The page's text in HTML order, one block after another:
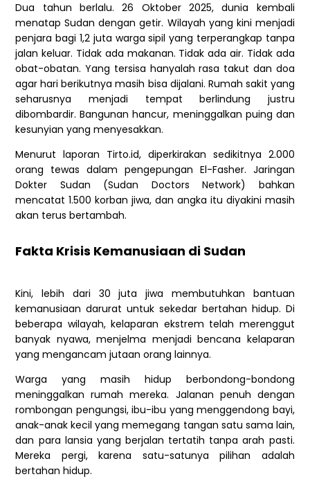
Dua tahun berlalu. 26 Oktober 2025, dunia kembali
menatap Sudan dengan getir. Wilayah yang kini menjadi
penjara bagi 1,2 juta warga sipil yang terperangkap tanpa
jalan keluar. Tidak ada makanan. Tidak ada air. Tidak ada
obat-obatan. Yang tersisa hanyalah rasa takut dan doa
agar hari berikutnya masih bisa dijalani. Rumah sakit yang
seharusnya menjadi tempat berlindung justru
dibombardir. Bangunan hancur, meninggalkan puing dan
kesunyian yang menyesakkan.
Menurut laporan Tirto.id, diperkirakan sedikitnya 2.000
orang tewas dalam pengepungan El-Fasher. Jaringan
Dokter Sudan (Sudan Doctors Network) bahkan
mencatat 1.500 korban jiwa, dan angka itu diyakini masih
akan terus bertambah.
Fakta Krisis Kemanusiaan di Sudan
Kini, lebih dari 30 juta jiwa membutuhkan bantuan
kemanusiaan darurat untuk sekedar bertahan hidup. Di
beberapa wilayah, kelaparan ekstrem telah merenggut
banyak nyawa, menjelma menjadi bencana kelaparan
yang mengancam jutaan orang lainnya.
Warga yang masih hidup berbondong-bondong
meninggalkan rumah mereka. Jalanan penuh dengan
rombongan pengungsi, ibu-ibu yang menggendong bayi,
anak-anak kecil yang memegang tangan satu sama lain,
dan para lansia yang berjalan tertatih tanpa arah pasti.
Mereka pergi, karena satu-satunya pilihan adalah
bertahan hidup.